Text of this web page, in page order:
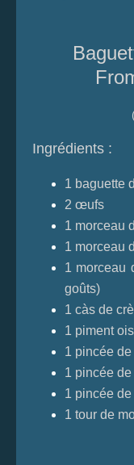
Ingrédients :
1 baguette
2 œufs
1 morceau
1 morceau
1 morceau
goûts)
1 càs de
1 piment
1 pincée de
1 pincée
1 pincée de
1 tour de